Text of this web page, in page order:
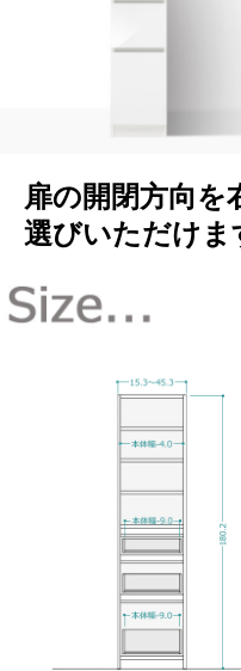
扉の開閉方向を
選びいただけま